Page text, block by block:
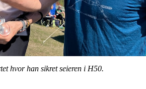
hvor han sikret seieren i H50.